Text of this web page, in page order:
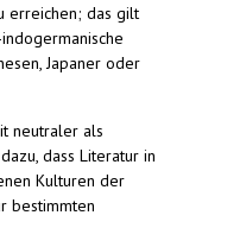
erreichen; das gilt
Japaner oder
neutraler als
dass Literatur in
Kulturen der
bestimmten